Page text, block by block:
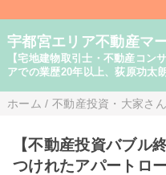
宇都宮エリア不動産マ
【宅地建物取引士・不動産コン
アでの業歴20年以上、荻原功太
ホーム / 不動産投資・大家さ
【不動産投資バブル
つけれたアパートロ